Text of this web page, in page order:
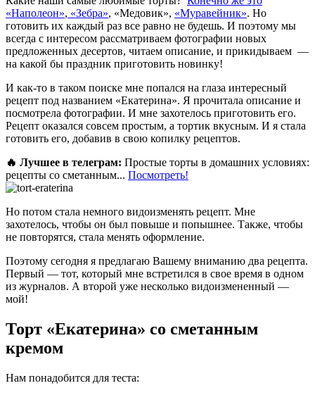
«Наполеон», «Зебра», «Медовик», «Муравейник». Но
готовить их каждый раз все равно не будешь. И поэтому мы
всегда с интересом рассматриваем фотографии новых
предложенных десертов, читаем описание, и прикидываем —
на какой бы праздник приготовить новинку!
И как-то в таком поиске мне попался на глаза интересный
рецепт под названием «Екатерина». Я прочитала описание и
посмотрела фотографии. И мне захотелось приготовить его.
Рецепт оказался совсем простым, а тортик вкусным. И я стала
готовить его, добавив в свою копилку рецептов.
🔥 Лучшее в телеграм: Простые торты в домашних условиях:
рецепты со сметанным... Посмотреть!
Но потом стала немного видоизменять рецепт. Мне
захотелось, чтобы он был повыше и попышнее. Также, чтобы
не повторятся, стала менять оформление.
Поэтому сегодня я предлагаю Вашему вниманию два рецепта.
Первый — тот, который мне встретился в свое время в одном
из журналов. А второй уже несколько видоизмененный —
мой!
Торт «Екатерина» со сметанным
кремом
Нам понадобится для теста: